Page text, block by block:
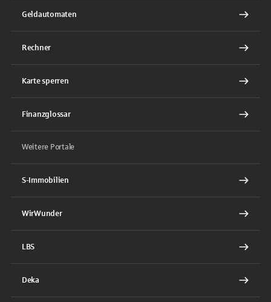
Geldautomaten
Rechner
Karte sperren
Finanzglossar
Weitere Portale
S-Immobilien
WirWunder
LBS
Deka